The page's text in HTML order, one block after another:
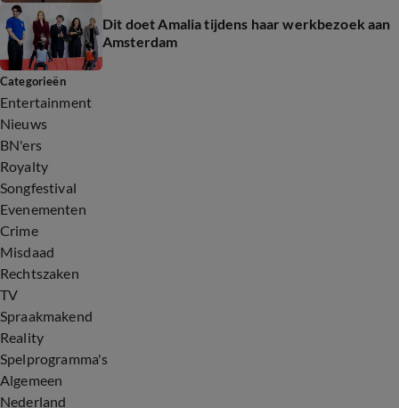
Dit doet Amalia tijdens haar werkbezoek aan
Amsterdam
Categorieën
Entertainment
Nieuws
BN'ers
Royalty
Songfestival
Evenementen
Crime
Misdaad
Rechtszaken
TV
Spraakmakend
Reality
Spelprogramma's
Algemeen
Nederland